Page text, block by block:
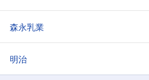
森永乳業
明治